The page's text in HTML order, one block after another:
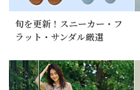
旬を更新！スニーカー・フ
ラット・サンダル厳選